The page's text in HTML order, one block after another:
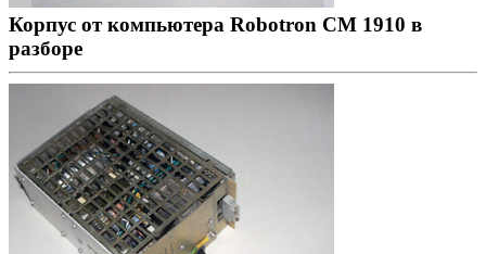
Корпус от компьютера Robotron CM 1910 в
разборе